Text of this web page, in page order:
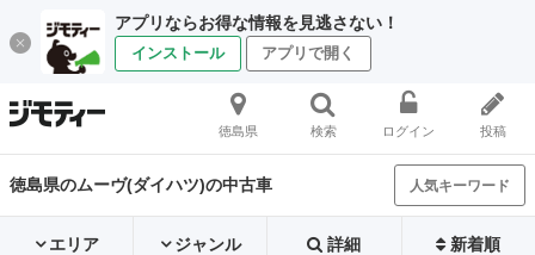
アプリならお得な情報を見逃さない！
インストール アプリで開く
徳島県 検索 ログイン 投稿
徳島県のムーヴ(ダイハツ)の中古車 人気キーワード
エリア ジャンル 詳細 新着順